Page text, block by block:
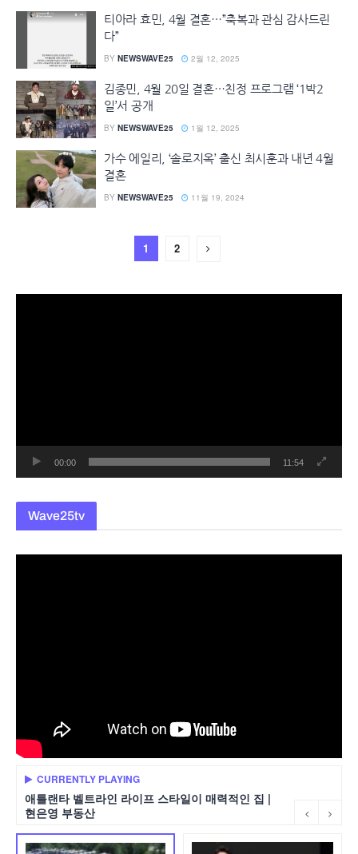
티아라 효민, 4월 결혼…”축복과 관심 감사드린
다”
BY NEWSWAVE25 2월 12, 2025
김종민, 4월 20일 결혼…친정 프로그램 ‘1박2
일’서 공개
BY NEWSWAVE25 1월 12, 2025
가수 에일리, ‘솔로지옥’ 출신 최시훈과 내년 4월
결혼
BY NEWSWAVE25 11월 19, 2024
1 2
00:00 11:54
Wave25tv
CURRENTLY PLAYING
애틀랜타 벨트라인 라이프 스타일이 매력적인 집 |
현은영 부동산